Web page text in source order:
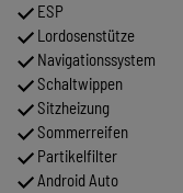
ESP
Lordosenstütze
Navigationssystem
Schaltwippen
Sitzheizung
Sommerreifen
Partikelfilter
Android Auto